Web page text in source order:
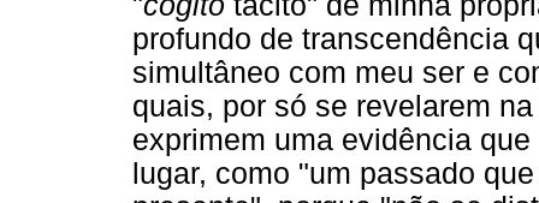
profundo de transcendência
simultâneo com meu ser e
quais, por só se revelarem
exprimem uma evidência
lugar, como "um passado